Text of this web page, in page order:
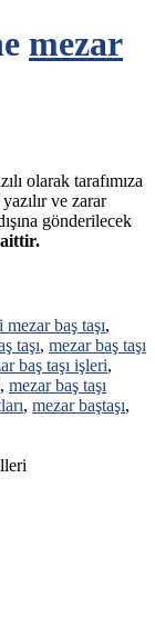
mezar
olarak tarafımıza
ve zarar
gönderilecek
aittir.
mezar baş taşı,
taşı, mezar baş taşı
baş taşı işleri,
, mezar baş taşı
, mezar baştaşı,